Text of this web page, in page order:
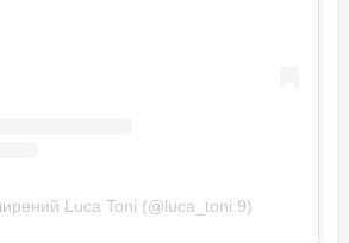
Luca Toni (@luca_toni.9)